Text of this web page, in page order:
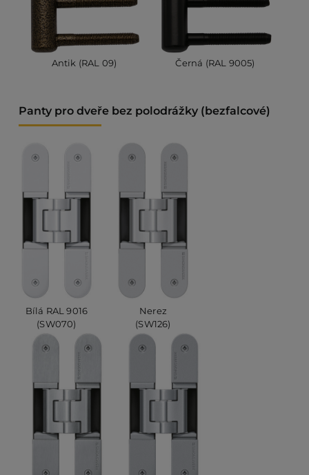
Antik (RAL 09) Černá (RAL 9005)
Panty pro dveře bez polodrážky (bezfalcové)
Bílá RAL 9016
(SW070)
Nerez
(SW126)